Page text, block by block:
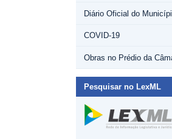
Diário Oficial do
COVID-19
Obras no Prédio da
Pesquisar no LexML